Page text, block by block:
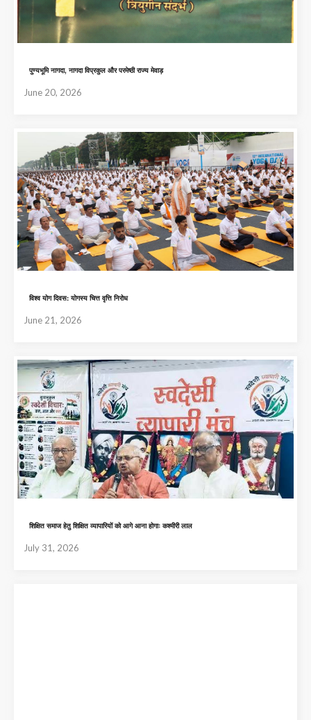
पुण्यभूमि नागदा, नागदा विप्रकुल और परमेष्ठी राज्य मेवाड़
June 20, 2026
विश्व योग दिवस: योगस्य चित्त वृत्ति निरोध
June 21, 2026
शिक्षित समाज हेतु शिक्षित व्यापारियों को आगे आना होगाः कश्मीरी लाल
July 31, 2026